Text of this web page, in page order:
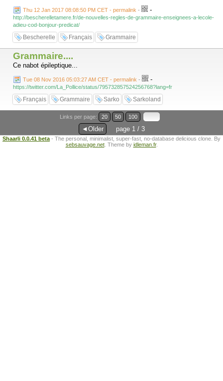
Thu 12 Jan 2017 08:08:50 PM CET - permalink - -
http://bescherelletamere.fr/de-nouvelles-regles-de-grammaire-enseignees-a-lecole-
adieu-cod-bonjour-predicat/
Bescherelle Français Grammaire
Grammaire....
Ce nabot épileptique...
Tue 08 Nov 2016 05:03:27 AM CET - permalink - -
https://twitter.com/La_Pollice/status/795732857524256768?lang=fr
Français Grammaire Sarko Sarkoland
Links per page: 20 50 100
◄Older page 1 / 3
Shaarli 0.0.41 beta - The personal, minimalist, super-fast, no-database delicious clone. By
sebsauvage.net. Theme by idleman.fr.